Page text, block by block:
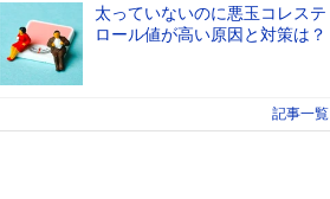
太っていないのに悪玉コレステ
ロール値が高い原因と対策は？
記事一覧